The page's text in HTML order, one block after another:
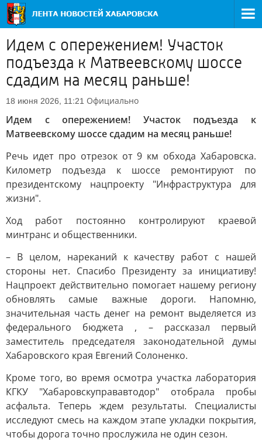
Идем с опережением! Участок
подъезда к Матвеевскому шоссе
сдадим на месяц раньше!
18 июня 2026, 11:21 Официально
Идем с опережением! Участок подъезда к
Матвеевскому шоссе сдадим на месяц раньше!
Речь идет про отрезок от 9 км обхода Хабаровска.
Километр подъезда к шоссе ремонтируют по
президентскому нацпроекту "Инфраструктура для
жизни".
Ход работ постоянно контролируют краевой
минтранс и общественники.
– В целом, нареканий к качеству работ с нашей
стороны нет. Спасибо Президенту за инициативу!
Нацпроект действительно помогает нашему региону
обновлять самые важные дороги. Напомню,
значительная часть денег на ремонт выделяется из
федерального бюджета , – рассказал первый
заместитель председателя законодательной думы
Хабаровского края Евгений Солоненко.
Кроме того, во время осмотра участка лаборатория
КГКУ "Хабаровскуправавтодор" отобрала пробы
асфальта. Теперь ждем результаты. Специалисты
исследуют смесь на каждом этапе укладки покрытия,
чтобы дорога точно прослужила не один сезон.